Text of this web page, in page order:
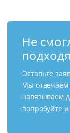
Не
Оставьте
Мы отвечаем
навязываем
попробуйте